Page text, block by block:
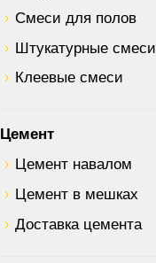
Смеси для полов
Штукатурные смеси
Клеевые смеси
Цемент
Цемент навалом
Цемент в мешках
Доставка цемента